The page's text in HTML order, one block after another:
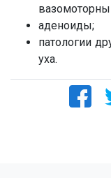
аденоиды;
патологии
уха.